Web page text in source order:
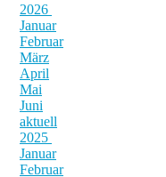
2026
Januar
Februar
März
April
Mai
Juni
aktuell
2025
Januar
Februar